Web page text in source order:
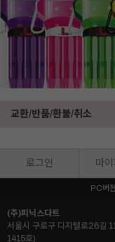
교환/반품/환불/취소
로그인 마이
PC버전
(주)피닉스다트
서울시 구로구 디지털로26길
1415호)